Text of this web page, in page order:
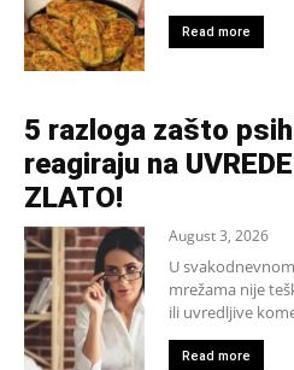
Read more
5 razloga zašto
reagiraju na
ZLATO!
August 3, 2026
U
mrežama nije
ili uvredljive
Read more